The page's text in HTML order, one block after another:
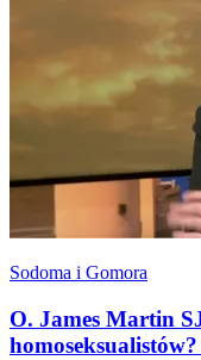
Sodoma i Gomora
O. James Martin